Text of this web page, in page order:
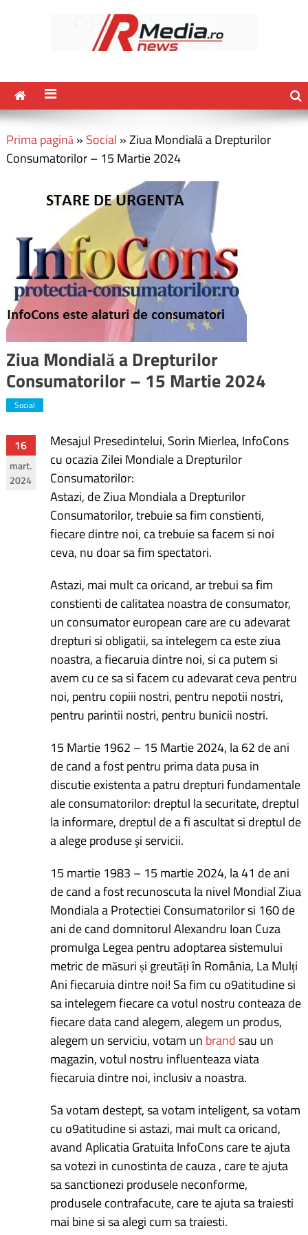
Prima pagină» Social »Ziua Mondială a Drepturilor
Consumatorilor – 15 Martie 2024
Ziua Mondială a Drepturilor
Consumatorilor – 15 Martie 2024
Social
16
mart.
2024
Mesajul Presedintelui, Sorin Mierlea, InfoCons
cu ocazia Zilei Mondiale a Drepturilor
Consumatorilor:
Astazi, de Ziua Mondiala a Drepturilor
Consumatorilor, trebuie sa fim constienti,
fiecare dintre noi, ca trebuie sa facem si noi
ceva, nu doar sa fim spectatori.
Astazi, mai mult ca oricand, ar trebui sa fim
constienti de calitatea noastra de consumator,
un consumator european care are cu adevarat
drepturi si obligatii, sa intelegem ca este ziua
noastra, a fiecaruia dintre noi, si ca putem si
avem cu ce sa si facem cu adevarat ceva pentru
noi, pentru copiii nostri, pentru nepotii nostri,
pentru parintii nostri, pentru bunicii nostri.
15 Martie 1962 – 15 Martie 2024, la 62 de ani
de cand a fost pentru prima data pusa in
discutie existenta a patru drepturi fundamentale
ale consumatorilor: dreptul la securitate, dreptul
la informare, dreptul de a fi ascultat si dreptul de
a alege produse şi servicii.
15 martie 1983 – 15 martie 2024, la 41 de ani
de cand a fost recunoscuta la nivel Mondial Ziua
Mondiala a Protectiei Consumatorilor si 160 de
ani de cand domnitorul Alexandru Ioan Cuza
promulga Legea pentru adoptarea sistemului
metric de măsuri și greutăți în România, La Mulți
Ani fiecaruia dintre noi! Sa fim cu o9atitudine si
sa intelegem fiecare ca votul nostru conteaza de
fiecare data cand alegem, alegem un produs,
alegem un serviciu, votam un brandsau un
magazin, votul nostru influenteaza viata
fiecaruia dintre noi, inclusiv a noastra.
Sa votam destept, sa votam inteligent, sa votam
cu o9atitudine si astazi, mai mult ca oricand,
avand Aplicatia Gratuita InfoCons care te ajuta
sa votezi in cunostinta de cauza , care te ajuta
sa sanctionezi produsele neconforme,
produsele contrafacute, care te ajuta sa traiesti
mai bine si sa alegi cum sa traiesti.
Navigare
în
articole